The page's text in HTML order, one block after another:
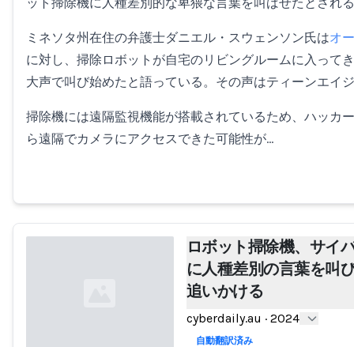
ミネソタ州在住の弁護士ダニエル・スウェンソン氏はオ
に対し、掃除ロボットが自宅のリビングルームに入って
大声で叫び始めたと語っている。その声はティーンエイ
掃除機には遠隔監視機能が搭載されているため、ハッカ
ら遠隔でカメラにアクセスできた可能性が…
ロボット掃除機、サイ
に人種差別の言葉を叫
追いかける
cyberdaily.au · 2024
自動翻訳済み